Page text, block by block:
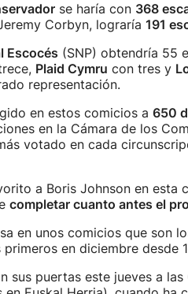
se haría con 368
Corbyn, lograría 191
Escocés (SNP) obtendría 55
Plaid Cymru con tres y
representación.
en estos comicios a 650
en la Cámara de los
votado en cada
a Boris Johnson en esta
completar cuanto antes el
en unos comicios que son
en diciembre desde
sus puertas este jueves a